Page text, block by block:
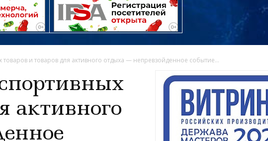
товаров и товаров для активного отдыха — непревзойденное событие...
активного